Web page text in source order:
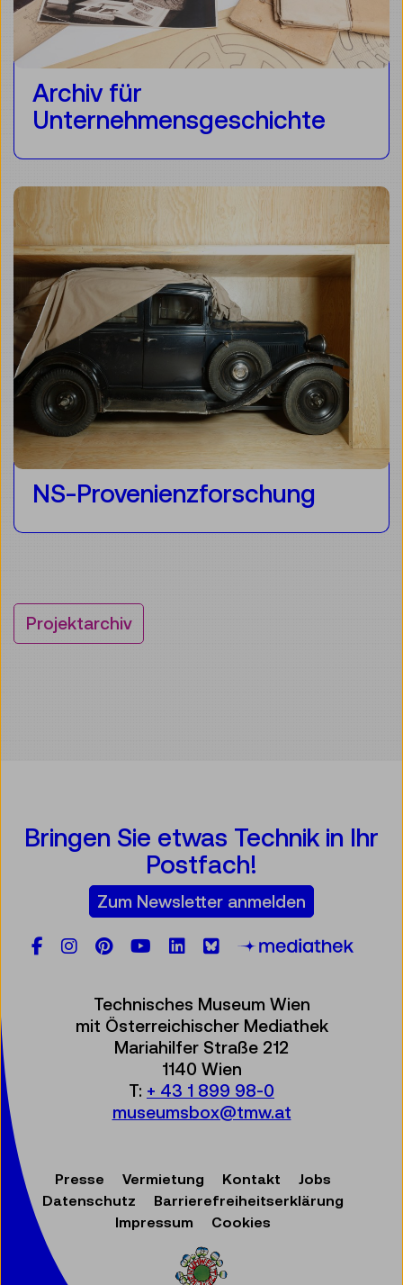
Archiv für
Unternehmensgeschichte
NS-Provenienzforschung
Projektarchiv
Bringen Sie etwas Technik in Ihr
Postfach!
Zum Newsletter anmelden
Facebook
Instagram
Pinterest
YouTube
LinkedIn
Bluesky
Technisches Museum Wien
mit Österreichischer Mediathek
Mariahilfer Straße 212
1140 Wien
T: + 43 1 899 98-0
museumsbox@tmw.at
Presse Vermietung Kontakt
Jobs
Datenschutz
Barrierefreiheitserklärung
Impressum
Cookies